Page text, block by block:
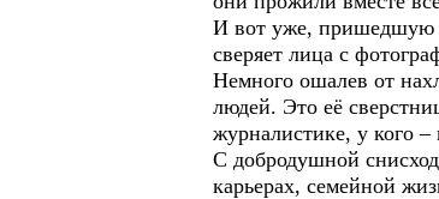
И вот уже, пришедшую
сверяет лица с
Немного ошалев от
людей. Это её
журналистике, у кого –
С добродушной
карьерах, семейной